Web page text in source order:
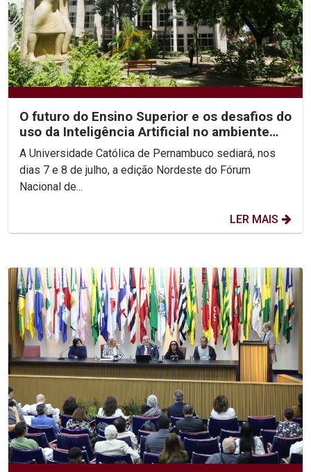
O futuro do Ensino Superior e os desafios do
uso da Inteligência Artificial no ambiente
acadêmico...
A Universidade Católica de Pernambuco sediará, nos
dias 7 e 8 de julho, a edição Nordeste do Fórum
Nacional de...
LER MAIS